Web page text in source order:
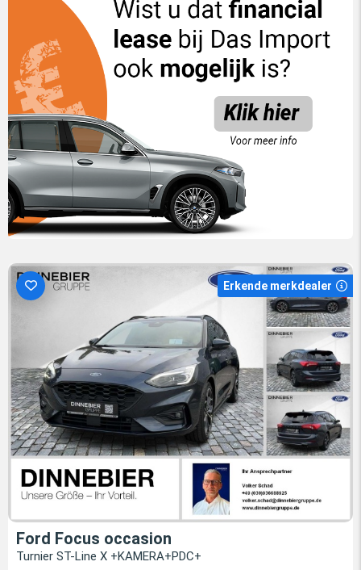
Erkende merkdealer
Ford Focus occasion
Turnier ST-Line X +KAMERA+PDC+